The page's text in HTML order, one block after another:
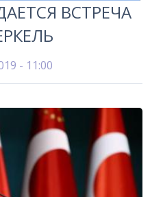
ВСТРЕЧА
- 11:00